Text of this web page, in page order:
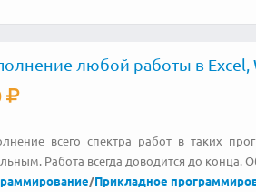
любой работы в Excel,
всего спектра работ в таких
Работа всегда доводится до конца.
/Прикладное